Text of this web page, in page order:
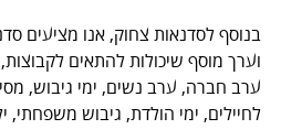
בנוסף לסדנאות צחוק, אנו מציעים
וערך מוסף שיכולות להתאים לקבוצות,
ערב חברה, ערב נשים, ימי גיבוש,
לחיילים, ימי הולדת, גיבוש משפחתי,